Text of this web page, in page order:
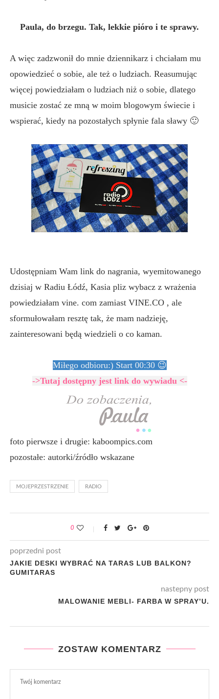
Paula, do brzegu. Tak, lekkie pióro i te sprawy.
A więc zadzwonił do mnie dziennikarz i chciałam mu
opowiedzieć o sobie, ale też o ludziach. Reasumując
więcej powiedziałam o ludziach niż o sobie, dlatego
musicie zostać ze mną w moim blogowym świecie i
wspierać, kiedy na pozostałych spłynie fala sławy 🙂
Udostępniam Wam link do nagrania, wyemitowanego
dzisiaj w Radiu Łódź, Kasia pliz wybacz z wrażenia
powiedziałam vine. com zamiast VINE.CO , ale
sformułowałam resztę tak, że mam nadzieję,
zainteresowani będą wiedzieli o co kaman.
Miłego odbioru:) Start 00:30 😉
->Tutaj dostępny jest link do wywiadu <-
foto pierwsze i drugie: kaboompics.com
pozostałe: autorki/źródło wskazane
MOJEPRZESTRZENIE RADIO
0
poprzedni post
JAKIE DESKI WYBRAĆ NA TARAS LUB BALKON?
GUMITARAS
nastepny post
MALOWANIE MEBLI- FARBA W SPRAY’U.
ZOSTAW KOMENTARZ